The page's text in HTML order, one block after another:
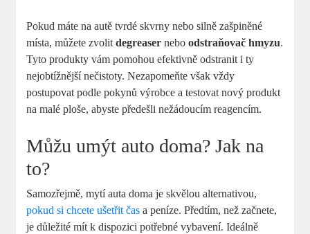
Pokud máte na autě tvrdé skvrny nebo silně zašpiněné
místa, můžete zvolitdegreaser neboodstraňovač hmyzu.
Tyto produkty vám pomohou efektivně odstranit i ty
nejobtížnější nečistoty. Nezapomeňte však vždy
postupovat podle pokynů výrobce a testovat nový produkt
na malé ploše, abyste předešli nežádoucím reagencím.
Můžu umýt auto doma? Jak na
to?
Samozřejmě, mytí auta doma je skvělou alternativou,
pokud si chcete ušetřit čas a peníze. Předtím, než začnete,
je důležité mít k dispozici potřebné vybavení. Ideálně